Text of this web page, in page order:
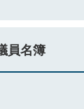
員名簿